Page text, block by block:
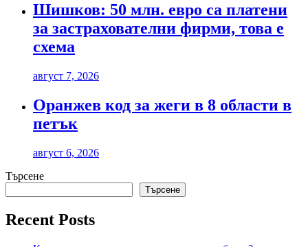
Шишков: 50 млн. евро са платени
за застрахователни фирми, това е
схема
август 7, 2026
Оранжев код за жеги в 8 области в
петък
август 6, 2026
Търсене
Търсене
Recent Posts